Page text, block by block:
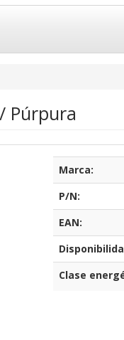
Púrpura
Marca:
P/N:
EAN:
Clase